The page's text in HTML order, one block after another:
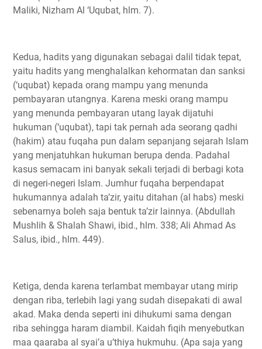
Maliki, Nizham Al ‘Uqubat, hlm. 7).
Kedua, hadits yang digunakan sebagai dalil tidak tepat,
yaitu hadits yang menghalalkan kehormatan dan sanksi
(‘uqubat) kepada orang mampu yang menunda
pembayaran utangnya. Karena meski orang mampu
yang menunda pembayaran utang layak dijatuhi
hukuman (‘uqubat), tapi tak pernah ada seorang qadhi
(hakim) atau fuqaha pun dalam sepanjang sejarah Islam
yang menjatuhkan hukuman berupa denda. Padahal
kasus semacam ini banyak sekali terjadi di berbagi kota
di negeri-negeri Islam. Jumhur fuqaha berpendapat
hukumannya adalah ta’zir, yaitu ditahan (al habs) meski
sebenarnya boleh saja bentuk ta’zir lainnya. (Abdullah
Mushlih & Shalah Shawi, ibid., hlm. 338; Ali Ahmad As
Salus, ibid., hlm. 449).
Ketiga, denda karena terlambat membayar utang mirip
dengan riba, terlebih lagi yang sudah disepakati di awal
akad. Maka denda seperti ini dihukumi sama dengan
riba sehingga haram diambil. Kaidah fiqih menyebutkan
maa qaaraba al syai’a u’thiya hukmuhu. (Apa saja yang